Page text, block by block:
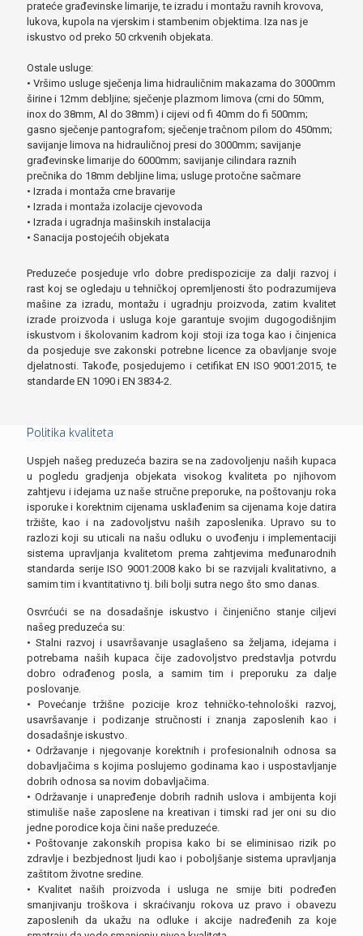
prateće građevinske limarije, te izradu i montažu ravnih krovova,
lukova, kupola na vjerskim i stambenim objektima. Iza nas je
iskustvo od preko 50 crkvenih objekata.
Ostale usluge:
• Vršimo usluge sječenja lima hidrauličnim makazama do 3000mm
širine i 12mm debljine; sječenje plazmom limova (crni do 50mm,
inox do 38mm, Al do 38mm) i cijevi od fi 40mm do fi 500mm;
gasno sječenje pantografom; sječenje tračnom pilom do 450mm;
savijanje limova na hidrauličnoj presi do 3000mm; savijanje
građevinske limarije do 6000mm; savijanje cilindara raznih
prečnika do 18mm debljine lima; usluge protočne sačmare
• Izrada i montaža crne bravarije
• Izrada i montaža izolacije cjevovoda
• Izrada i ugradnja mašinskih instalacija
• Sanacija postojećih objekata
Preduzeće posjeduje vrlo dobre predispozicije za dalji razvoj i
rast koj se ogledaju u tehničkoj opremljenosti što podrazumijeva
mašine za izradu, montažu i ugradnju proizvoda, zatim kvalitet
izrade proizvoda i usluga koje garantuje svojim dugogodišnjim
iskustvom i školovanim kadrom koji stoji iza toga kao i činjenica
da posjeduje sve zakonski potrebne licence za obavljanje svoje
djelatnosti. Takođe, posjedujemo i cetifikat EN ISO 9001:2015, te
standarde EN 1090 i EN 3834-2.
Politika kvaliteta
Uspjeh našeg preduzeća bazira se na zadovoljenju naših kupaca
u pogledu gradjenja objekata visokog kvaliteta po njihovom
zahtjevu i idejama uz naše stručne preporuke, na poštovanju roka
isporuke i korektnim cijenama usklađenim sa cijenama koje datira
tržište, kao i na zadovoljstvu naših zaposlenika. Upravo su to
razlozi koji su uticali na našu odluku o uvođenju i implementaciji
sistema upravljanja kvalitetom prema zahtjevima međunarodnih
standarda serije ISO 9001:2008 kako bi se razvijali kvalitativno, a
samim tim i kvantitativno tj. bili bolji sutra nego što smo danas.
Osvrćući se na dosadašnje iskustvo i činjenično stanje ciljevi
našeg preduzeća su:
• Stalni razvoj i usavršavanje usaglašeno sa željama, idejama i
potrebama naših kupaca čije zadovoljstvo predstavlja potvrdu
dobro odrađenog posla, a samim tim i preporuku za dalje
poslovanje.
• Povećanje tržišne pozicije kroz tehničko-tehnološki razvoj,
usavršavanje i podizanje stručnosti i znanja zaposlenih kao i
dosadašnje iskustvo.
• Održavanje i njegovanje korektnih i profesionalnih odnosa sa
dobavljačima s kojima poslujemo godinama kao i uspostavljanje
dobrih odnosa sa novim dobavljačima.
• Održavanje i unapređenje dobrih radnih uslova i ambijenta koji
stimuliše naše zaposlene na kreativan i timski rad jer oni su dio
jedne porodice koja čini naše preduzeće.
• Poštovanje zakonskih propisa kako bi se eliminisao rizik po
zdravlje i bezbjednost ljudi kao i poboljšanje sistema upravljanja
zaštitom životne sredine.
• Kvalitet naših proizvoda i usluga ne smije biti podređen
smanjivanju troškova i skraćivanju rokova uz pravo i obavezu
zaposlenih da ukažu na odluke i akcije nadređenih za koje